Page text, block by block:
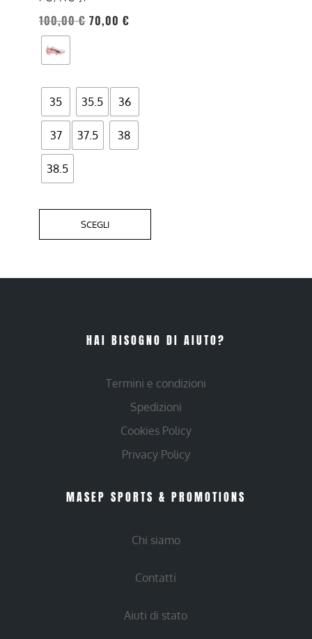
100,00€ 70,00 €
35 35.5 36
37 37.5 38
38.5
SCEGLI
essere
scelte
nella
del
prodotto
HAI BISOGNO DI AIUTO?
Termini e condizioni
Spedizioni
Cookies Policy
Privacy Policy
MASEP SPORTS & PROMOTIONS
Chi siamo
Contatti
Aiuti di stato